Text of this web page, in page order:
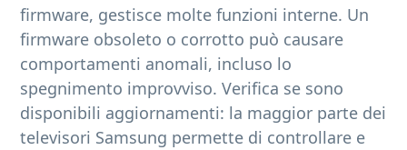
firmware, gestisce molte funzioni interne. Un
firmware obsoleto o corrotto può causare
comportamenti anomali, incluso lo
spegnimento improvviso. Verifica se sono
disponibili aggiornamenti: la maggior parte dei
televisori Samsung permette di controllare e